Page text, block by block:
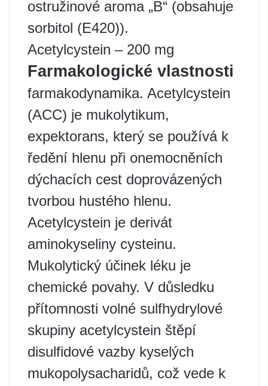
ostružinové aroma „B“ (obsahuje
sorbitol (E420)).
Acetylcystein – 200 mg
Farmakologické vlastnosti
farmakodynamika. Acetylcystein
(ACC) je mukolytikum,
expektorans, který se používá k
ředění hlenu při onemocněních
dýchacích cest doprovázených
tvorbou hustého hlenu.
Acetylcystein je derivát
aminokyseliny cysteinu.
Mukolytický účinek léku je
chemické povahy. V důsledku
přítomnosti volné sulfhydrylové
skupiny acetylcystein štěpí
disulfidové vazby kyselých
mukopolysacharidů, což vede k